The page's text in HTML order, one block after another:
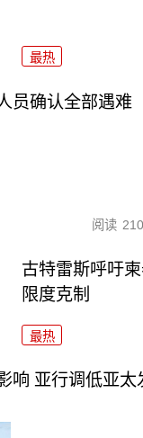
最热
员确认全部遇难
阅读
古特雷斯呼吁
限度克制
最热
响 亚行调低亚